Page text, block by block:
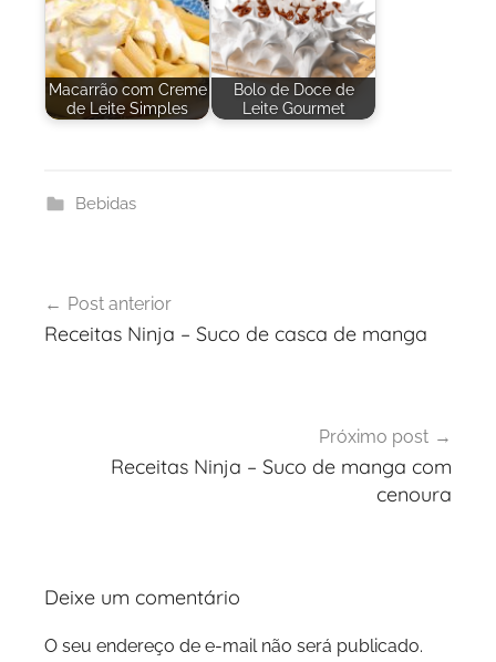
Macarrão com Creme
de Leite Simples
Bolo de Doce de
Leite Gourmet
Bebidas
de
Post anterior
Receitas Ninja – Suco de casca de manga
Próximo post
Receitas Ninja – Suco de manga com
cenoura
Deixe um comentário
O seu endereço de e-mail não será publicado.